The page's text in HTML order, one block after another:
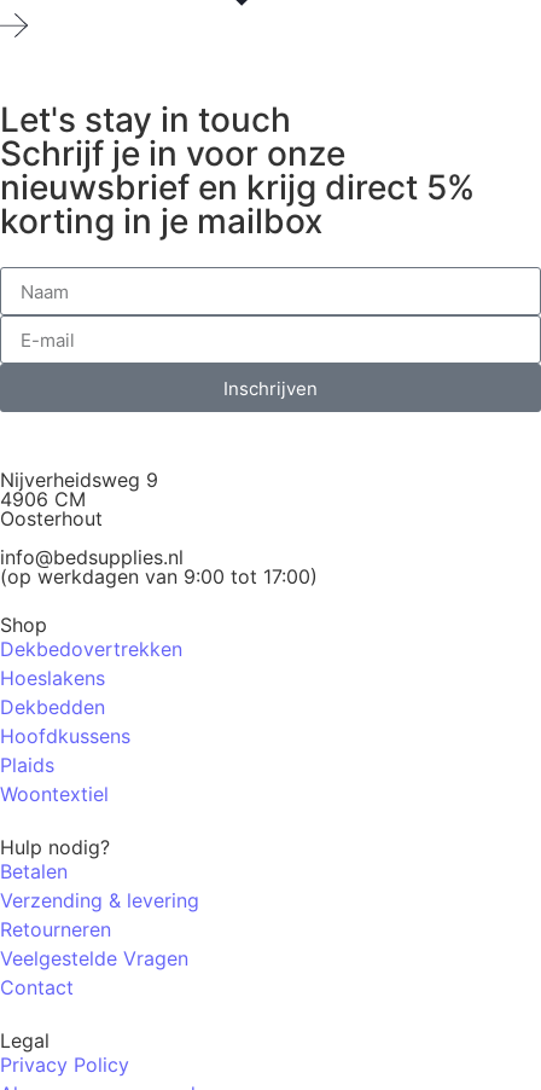
Let's stay in touch
Schrijf je in voor onze
nieuwsbrief en krijg direct 5%
korting in je mailbox
Inschrijven
Nijverheidsweg 9
4906 CM
Oosterhout
info@bedsupplies.nl
(op werkdagen van 9:00 tot 17:00)
Shop
Dekbedovertrekken
Hoeslakens
Dekbedden
Hoofdkussens
Plaids
Woontextiel
Hulp nodig?
Betalen
Verzending & levering
Retourneren
Veelgestelde Vragen
Contact
Legal
Privacy Policy